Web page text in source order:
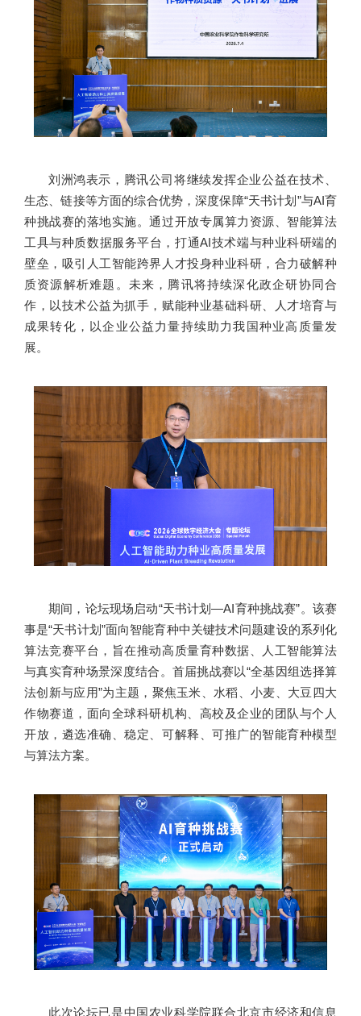
刘洲鸿表示，腾讯公司将继续发挥企业公益在技术、
生态、链接等方面的综合优势，深度保障“天书计划”与AI育
种挑战赛的落地实施。通过开放专属算力资源、智能算法
工具与种质数据服务平台，打通AI技术端与种业科研端的
壁垒，吸引人工智能跨界人才投身种业科研，合力破解种
质资源解析难题。未来，腾讯将持续深化政企研协同合
作，以技术公益为抓手，赋能种业基础科研、人才培育与
成果转化，以企业公益力量持续助力我国种业高质量发
展。
期间，论坛现场启动“天书计划—AI育种挑战赛”。该赛
事是“天书计划”面向智能育种中关键技术问题建设的系列化
算法竞赛平台，旨在推动高质量育种数据、人工智能算法
与真实育种场景深度结合。首届挑战赛以“全基因组选择算
法创新与应用”为主题，聚焦玉米、水稻、小麦、大豆四大
作物赛道，面向全球科研机构、高校及企业的团队与个人
开放，遴选准确、稳定、可解释、可推广的智能育种模型
与算法方案。
此次论坛已是中国农业科学院联合北京市经济和信息